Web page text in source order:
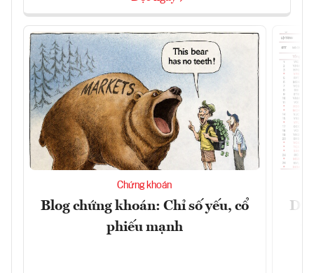
Chứng khoán
Blog chứng khoán: Chỉ số yếu, cổ
phiếu mạnh
Dự